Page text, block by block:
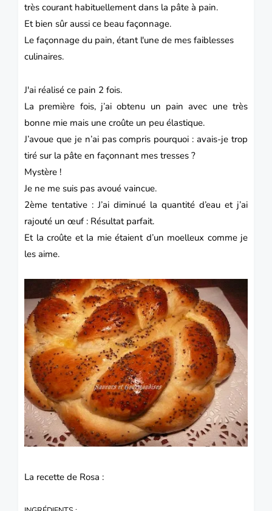
très courant habituellement dans la pâte à pain.
Et bien sûr aussi ce beau façonnage.
Le façonnage du pain, étant l'une de mes faiblesses
culinaires.
J'ai réalisé ce pain 2 fois.
La première fois, j’ai obtenu un pain avec une très
bonne mie mais une croûte un peu élastique.
J’avoue que je n’ai pas compris pourquoi : avais-je trop
tiré sur la pâte en façonnant mes tresses ?
Mystère !
Je ne me suis pas avoué vaincue.
2ème tentative : J’ai diminué la quantité d’eau et j’ai
rajouté un œuf : Résultat parfait.
Et la croûte et la mie étaient d’un moelleux comme je
les aime.
La recette de Rosa :